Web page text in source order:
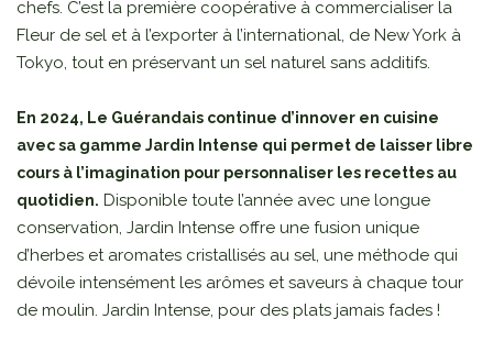
chefs. C’est la première coopérative à commercialiser la
Fleur de sel et à l’exporter à l’international, de New York à
Tokyo, tout en préservant un sel naturel sans additifs.
En 2024, Le Guérandais continue d’innover en cuisine
avec sa gamme Jardin Intense qui permet de laisser libre
cours à l’imagination pour personnaliser les recettes au
quotidien. Disponible toute l’année avec une longue
conservation, Jardin Intense offre une fusion unique
d’herbes et aromates cristallisés au sel, une méthode qui
dévoile intensément les arômes et saveurs à chaque tour
de moulin. Jardin Intense, pour des plats jamais fades !